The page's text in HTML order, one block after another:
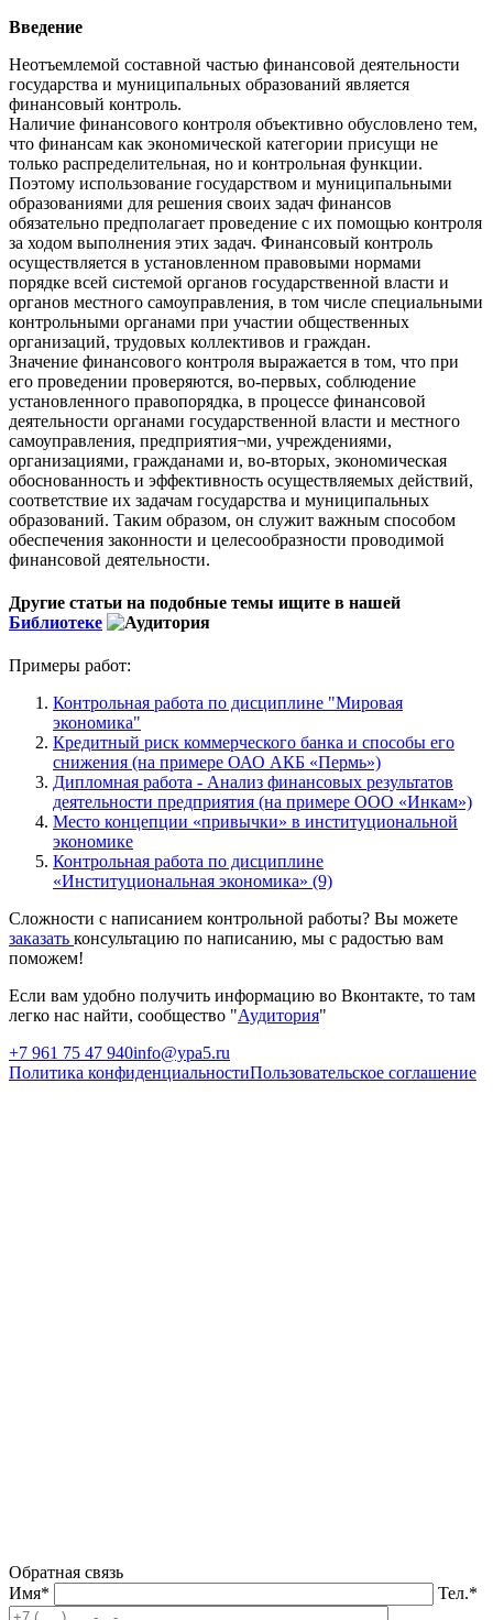
Введение
Неотъемлемой составной частью финансовой деятельности
государства и муниципальных образований является
финансовый контроль.
Наличие финансового контроля объективно обусловлено тем,
что финансам как экономической категории присущи не
только распределительная, но и контрольная функции.
Поэтому использование государством и муниципальными
образованиями для решения своих задач финансов
обязательно предполагает проведение с их помощью контроля
за ходом выполнения этих задач. Финансовый контроль
осуществляется в установленном правовыми нормами
порядке всей системой органов государственной власти и
органов местного самоуправления, в том числе специальными
контрольными органами при участии общественных
организаций, трудовых коллективов и граждан.
Значение финансового контроля выражается в том, что при
его проведении проверяются, во-первых, соблюдение
установленного правопорядка, в процессе финансовой
деятельности органами государственной власти и местного
самоуправления, предприятия¬ми, учреждениями,
организациями, гражданами и, во-вторых, экономическая
обоснованность и эффективность осуществляемых действий,
соответствие их задачам государства и муниципальных
образований. Таким образом, он служит важным способом
обеспечения законности и целесообразности проводимой
финансовой деятельности.
Другие статьи на подобные темы ищите в нашей
Библиотеке
Примеры работ:
Контрольная работа по дисциплине "Мировая
экономика"
Кредитный риск коммерческого банка и способы его
снижения (на примере ОАО АКБ «Пермь»)
Дипломная работа - Анализ финансовых результатов
деятельности предприятия (на примере ООО «Инкам»)
Место концепции «привычки» в институциональной
экономике
Контрольная работа по дисциплине
«Институциональная экономика» (9)
Сложности с написанием контрольной работы? Вы можете
заказать консультацию по написанию, мы с радостью вам
поможем!
Если вам удобно получить информацию во Вконтакте, то там
легко нас найти, сообщество "Аудитория"
+7 961 75 47 940info@ypa5.ru
Политика конфиденциальностиПользовательское соглашение
Обратная связь
Имя*
Тел.*